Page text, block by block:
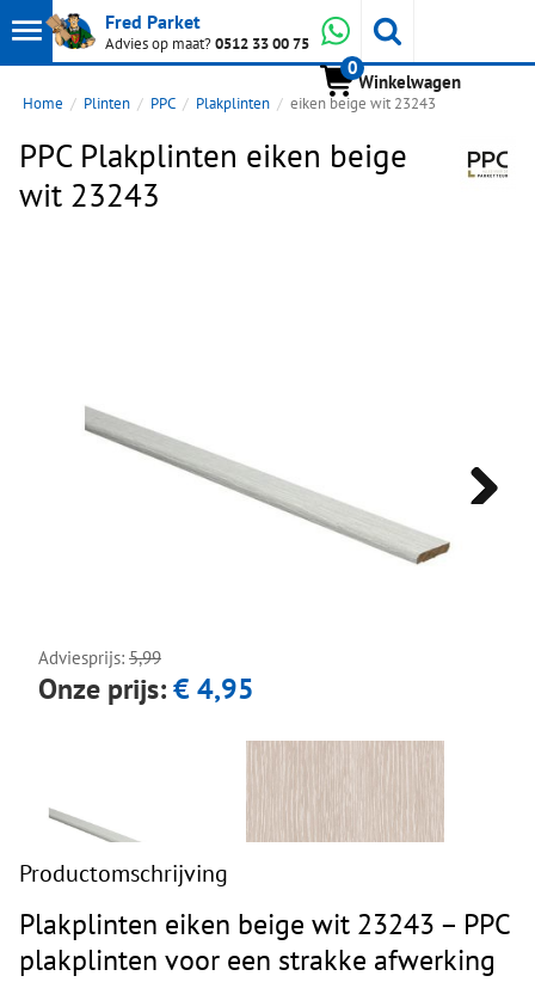
Toon
hoofdmenu
Fred Parket
Advies op maat?0512 33 00 75 Whatsapp
0
Winkelwagen
Home Plinten PPC Plakplinten eiken beige wit 23243
PPC Plakplinten eiken beige
wit 23243
Adviesprijs: 5,99
Onze prijs:€ 4,95
Productomschrijving
Plakplinten eiken beige wit 23243 – PPC
plakplinten voor een strakke afwerking